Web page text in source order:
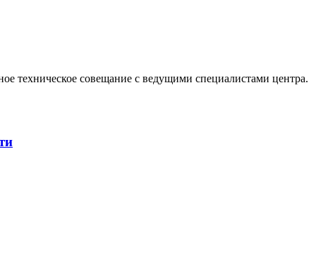
совещание с ведущими специалистами центра.